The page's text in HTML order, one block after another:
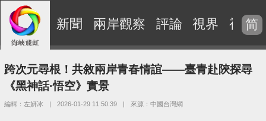
新聞 兩岸觀察 評論 視界 視頻
简
跨次元尋根！共敘兩岸青春情誼——臺青赴陝探尋
《黑神話·悟空》實景
編輯：左妍冰 | 2026-01-29 11:50:39 | 來源：中國台灣網